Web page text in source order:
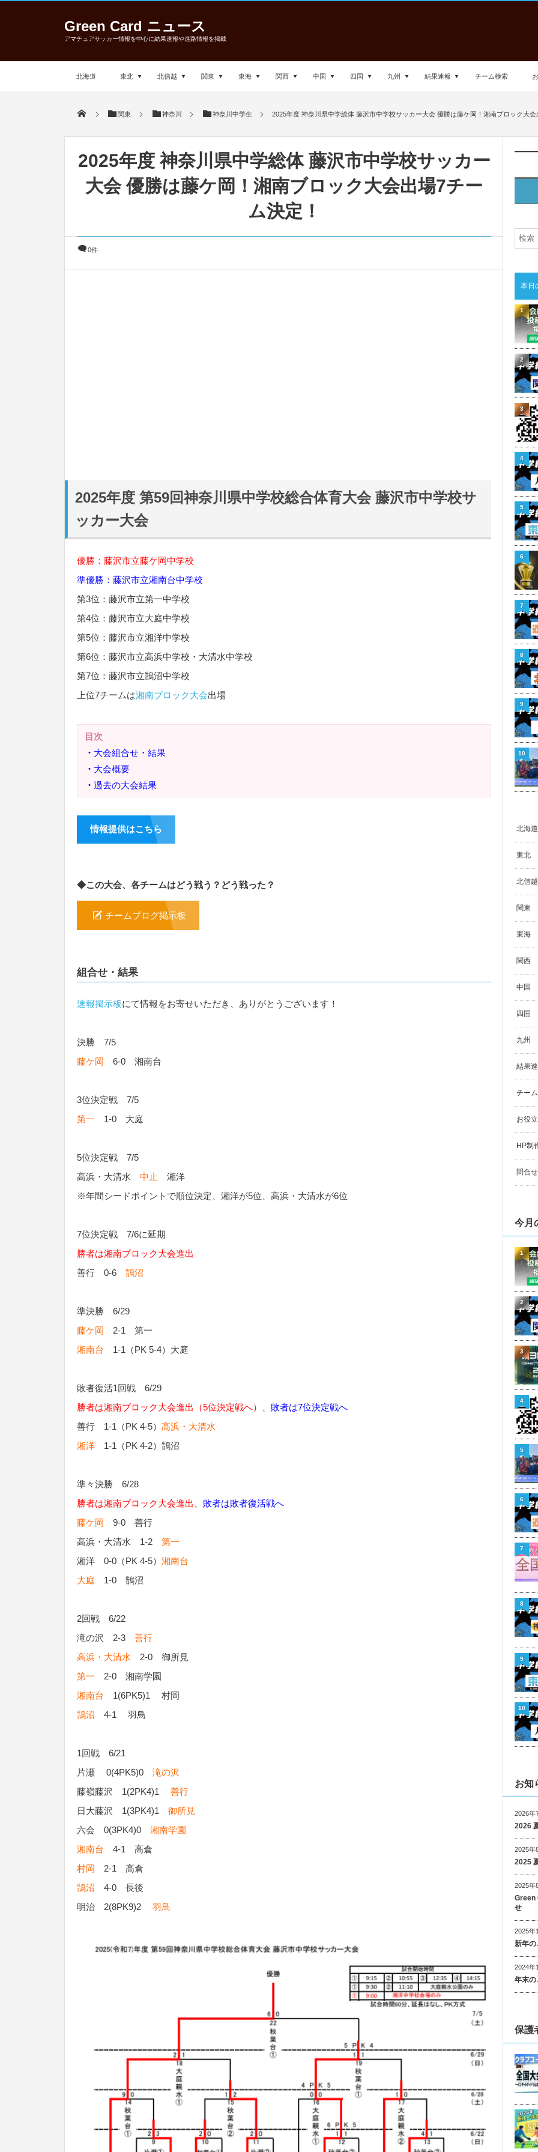
Green Card ニュース
アマチュアサッカー情報を中心に結果速報や進路情報を掲載
北海道 東北 北信越 関東 東海 関西 中国 四国 九州 結果速報 チーム検索
関東 神奈川 神奈川中学生 2025年度 神奈川県中学総体 藤沢市中学校サッカー大会 優勝は藤ケ岡！湘南ブロック大
2025年度 神奈川県中学総体 藤沢市中学校サッカー
大会 優勝は藤ケ岡！湘南ブロック大会出場7チー
ム決定！
0件
2025年度 第59回神奈川県中学校総合体育大会 藤沢市中学校サ
ッカー大会
優勝： 藤沢市立藤ケ岡中学校
準優勝： 藤沢市立湘南台中学校
第3位： 藤沢市立第一中学校
第4位： 藤沢市立大庭中学校
第5位： 藤沢市立湘洋中学校
第6位：藤沢市立高浜中学校・ 大清水中学校
第7位： 藤沢市立鵠沼中学校
上位7チームは湘南ブロック大会出場
目次
・ 大会組合せ・結果
・ 大会概要
・ 過去の大会結果
情報提供はこちら
◆この大会、各チームはどう戦う？どう戦った？
チームブログ掲示板
組合せ・結果
速報掲示板にて情報をお寄せいただき、ありがとうございます！
決勝 7/5
藤ケ岡 6-0 湘南台
3位決定戦 7/5
第一 1-0 大庭
5位決定戦 7/5
高浜・大清水 中止
湘洋
※年間シードポイントで順位決定、湘洋が5位、高浜・大清水が6位
7位決定戦 7/6に延期
勝者は湘南ブロック大会進出
善行 0-6 鵠沼
準決勝 6/29
藤ケ岡 2-1 第一
湘南台 1-1（PK 5-4）大庭
敗者復活1回戦 6/29
勝者は湘南ブロック大会進出（5位決定戦へ）
敗者は7位決定戦へ
善行 1-1（PK 4-5） 高浜・大清水
湘洋 1-1（PK 4-2）鵠沼
準々決勝 6/28
勝者は湘南ブロック大会進出
敗者は敗者復活戦へ
藤ケ岡 9-0 善行
高浜・大清水 1-2 第一
湘洋 0-0（PK 4-5） 湘南台
大庭 1-0 鵠沼
2回戦 6/22
滝の沢 2-3 善行
高浜・大清水 2-0 御所見
第一 2-0 湘南学園
湘南台 1(6PK5)1 村岡
鵠沼 4-1 羽鳥
1回戦 6/21
片瀬 0(4PK5)0 滝の沢
藤嶺藤沢 1(2PK4)1 善行
日大藤沢 1(3PK4)1 御所見
六会 0(3PK4)0 湘南学園
湘南台 4-1 高倉
村岡 2-1 高倉
鵠沼 4-0 長後
明治 2(8PK9)2 羽鳥
本日
1
2
3
4
5
6
7
8
9
10
北海道
東北
北信越
関東
東海
関西
中国
四国
九州
結果
チー
お役
HP制
問合せ
今月
1
2
3
4
5
6
7
8
9
10
お知
2026年
2026
2025年
2025
2025年
Green
せ
2025年
新年の
2024年
年末の
保護